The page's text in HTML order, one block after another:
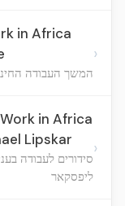
in Africa
המשך העבודה
›
in Africa
Lipskar
סידורים לעבודה
ליפסקאר
›